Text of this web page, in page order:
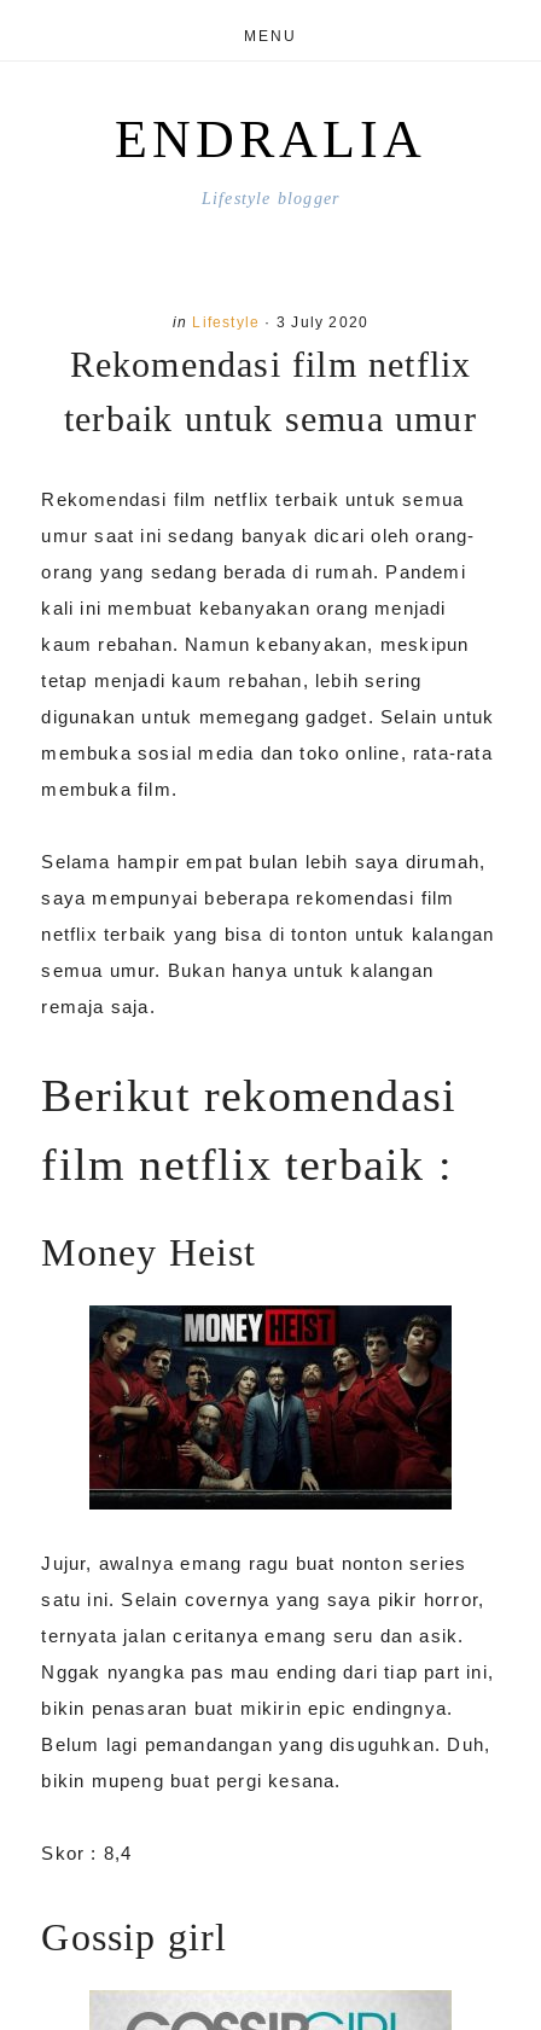
MENU
ENDRALIA
Lifestyle blogger
in Lifestyle · 3 July 2020
Rekomendasi film netflix
terbaik untuk semua umur
Rekomendasi film netflix terbaik untuk semua
umur saat ini sedang banyak dicari oleh orang-
orang yang sedang berada di rumah. Pandemi
kali ini membuat kebanyakan orang menjadi
kaum rebahan. Namun kebanyakan, meskipun
tetap menjadi kaum rebahan, lebih sering
digunakan untuk memegang gadget. Selain untuk
membuka sosial media dan toko online, rata-rata
membuka film.
Selama hampir empat bulan lebih saya dirumah,
saya mempunyai beberapa rekomendasi film
netflix terbaik yang bisa di tonton untuk kalangan
semua umur. Bukan hanya untuk kalangan
remaja saja.
Berikut rekomendasi
film netflix terbaik :
Money Heist
Jujur, awalnya emang ragu buat nonton series
satu ini. Selain covernya yang saya pikir horror,
ternyata jalan ceritanya emang seru dan asik.
Nggak nyangka pas mau ending dari tiap part ini,
bikin penasaran buat mikirin epic endingnya.
Belum lagi pemandangan yang disuguhkan. Duh,
bikin mupeng buat pergi kesana.
Skor : 8,4
Gossip girl